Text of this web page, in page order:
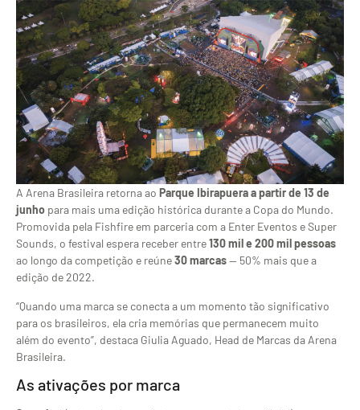
A Arena Brasileira retorna ao Parque Ibirapuera a partir de 13 de
junho para mais uma edição histórica durante a Copa do Mundo.
Promovida pela Fishfire em parceria com a Enter Eventos e Super
Sounds, o festival espera receber entre130 mil e 200 mil pessoas
ao longo da competição e reúne30 marcas— 50% mais que a
edição de 2022.
“Quando uma marca se conecta a um momento tão significativo
para os brasileiros, ela cria memórias que permanecem muito
além do evento”, destaca Giulia Aguado, Head de Marcas da Arena
Brasileira.
As ativações por marca